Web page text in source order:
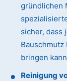
gründlichen
sicher, dass
bringen
Reinigung